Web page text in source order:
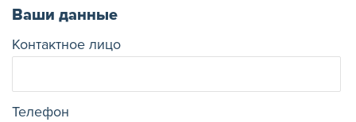
Ваши данные
Контактное лицо
Телефон